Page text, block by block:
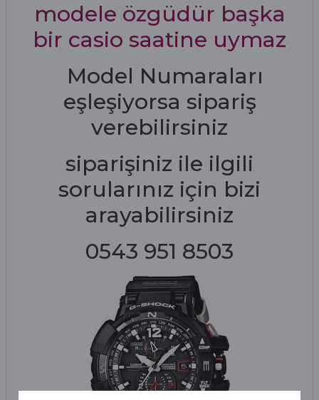
modele özgüdür başka
bir casio saatine uymaz
Model Numaraları
eşleşiyorsa sipariş
verebilirsiniz
siparişiniz ile ilgili
sorularınız için bizi
arayabilirsiniz
0543 951 8503